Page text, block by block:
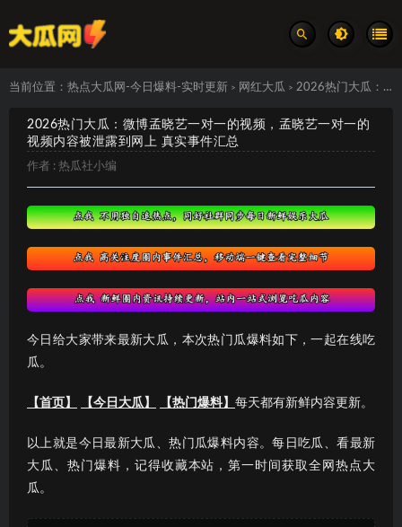
当前位置： 热点大瓜网-今日爆料-实时更新 > 网红大瓜 > 2026热门大瓜：微博孟晓艺一对一的视频，孟晓艺一对一的视频内容被泄露到网上 真实事件汇总
2026热门大瓜：微博孟晓艺一对一的视频，孟晓艺一对一的
视频内容被泄露到网上 真实事件汇总
作者 : 热瓜社小编
今日给大家带来最新大瓜，本次热门瓜爆料如下，一起在线吃
瓜。
【首页】 【今日大瓜】 【热门爆料】 每天都有新鲜内容更新。
以上就是今日最新大瓜、热门瓜爆料内容。每日吃瓜、看最新
大瓜、热门爆料，记得收藏本站，第一时间获取全网热点大
瓜。